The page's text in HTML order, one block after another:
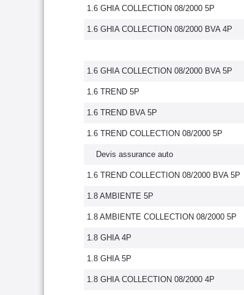
1.6 GHIA COLLECTION 08/2000 5P
1.6 GHIA COLLECTION 08/2000 BVA 4P
1.6 GHIA COLLECTION 08/2000 BVA 5P
1.6 TREND 5P
1.6 TREND BVA 5P
1.6 TREND COLLECTION 08/2000 5P
Devis assurance auto
1.6 TREND COLLECTION 08/2000 BVA 5P
1.8 AMBIENTE 5P
1.8 AMBIENTE COLLECTION 08/2000 5P
1.8 GHIA 4P
1.8 GHIA 5P
1.8 GHIA COLLECTION 08/2000 4P